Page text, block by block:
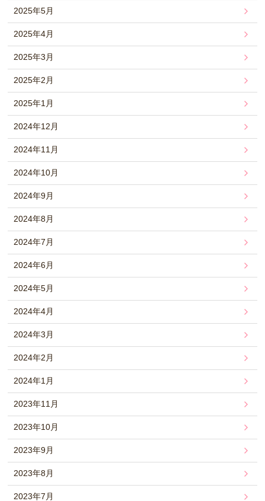
2025年5月
2025年4月
2025年3月
2025年2月
2025年1月
2024年12月
2024年11月
2024年10月
2024年9月
2024年8月
2024年7月
2024年6月
2024年5月
2024年4月
2024年3月
2024年2月
2024年1月
2023年11月
2023年10月
2023年9月
2023年8月
2023年7月